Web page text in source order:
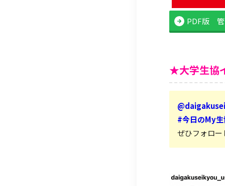
PDF版 管
★大学生協
#今日のMy
ぜひフォロー